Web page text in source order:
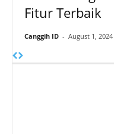
Fitur Terbaik
Canggih ID - August 1, 2024